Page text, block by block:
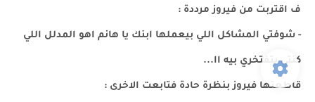
ف اقتربت من فيروز مرددة :
- شوفتي المشاكل اللي بيعملها ابنك يا هانم اهو المدلل اللي
كنتي بتفتخري بيه اا...
قاطعتها فيروز بنظرة حادة فتابعت الاخرى :